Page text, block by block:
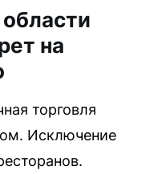
на
торговля
Исключение